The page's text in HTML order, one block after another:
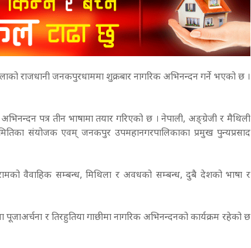
राजधानी जनकपुरधाममा शुक्रबार नागरिक अभिनन्दन गर्ने भएको छ ।
अभिनन्दन पत्र तीन भाषामा तयार गरिएको छ । नेपाली, अङ्ग्रेजी र मैथिली
संयोजक एवम् जनकपुर उपमहानगरपालिकाका प्रमुख पुन्यप्रसाद
वैवाहिक सम्बन्ध, मिथिला र अवधको सम्बन्ध, दुबै देशको भाषा र
पूजाअर्चना र तिरहुतिया गाछीमा नागरिक अभिनन्दनको कार्यक्रम रहेको छ